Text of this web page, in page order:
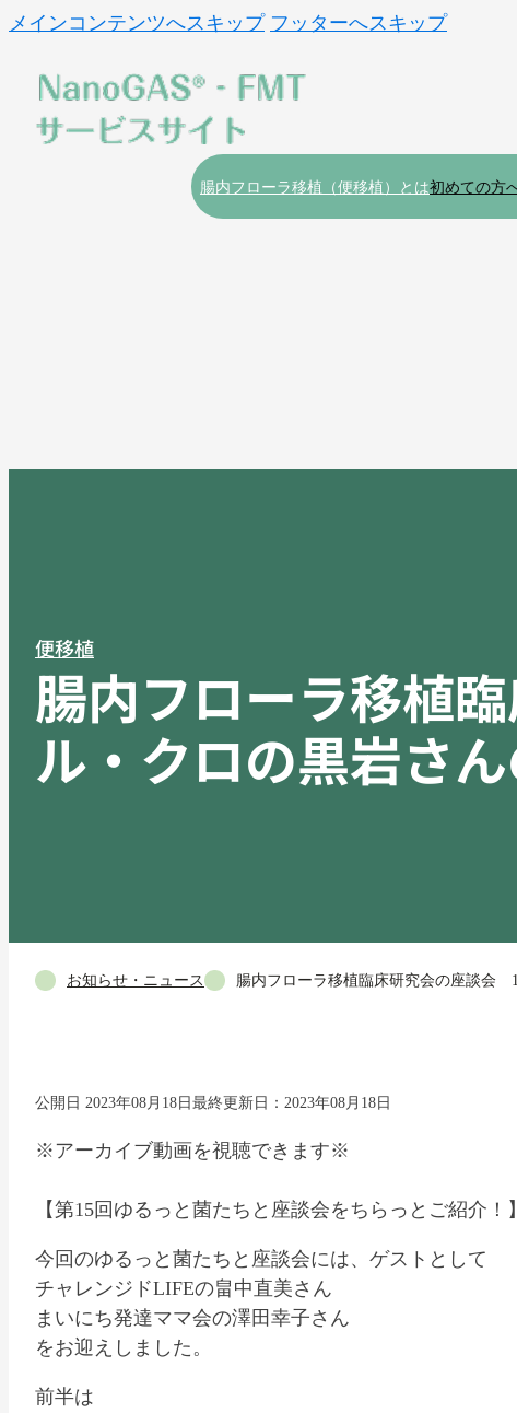
メインコンテンツへスキップ フッターへスキップ
腸内フローラ移植（便移植）とは初めての方
便移植
腸内フローラ移植
ル・クロの黒岩さ
お知らせ・ニュース 腸内フローラ移植臨床研究会の座談会
公開日 2023年08月18日最終更新日：2023年08月18日
※アーカイブ動画を視聴できます※
【第15回ゆるっと菌たちと座談会をちらっとご紹介！】
今回のゆるっと菌たちと座談会には、ゲストとして
チャレンジドLIFEの畠中直美さん
まいにち発達ママ会の澤田幸子さん
をお迎えしました。
前半は